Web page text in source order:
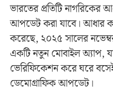
ভারতের প্রতিটি
আপডেট করা যাবে। আধার
করেছে, ২০২৫ সালের
একটি নতুন মোবাইল অ্যাপ,
ভেরিফিকেশন করে ঘরে
ডেমোগ্রাফিক আপডেট।